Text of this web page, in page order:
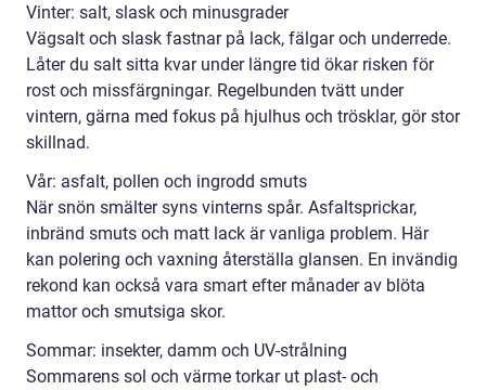
Vinter: salt, slask och minusgrader
Vägsalt och slask fastnar på lack, fälgar och underrede.
Låter du salt sitta kvar under längre tid ökar risken för
rost och missfärgningar. Regelbunden tvätt under
vintern, gärna med fokus på hjulhus och trösklar, gör stor
skillnad.
Vår: asfalt, pollen och ingrodd smuts
När snön smälter syns vinterns spår. Asfaltsprickar,
inbränd smuts och matt lack är vanliga problem. Här
kan polering och vaxning återställa glansen. En invändig
rekond kan också vara smart efter månader av blöta
mattor och smutsiga skor.
Sommar: insekter, damm och UV-strålning
Sommarens sol och värme torkar ut plast- och